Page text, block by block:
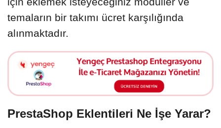
temaların bir takımı ücret karşılığında
alınmaktadır.
PrestaShop Eklentileri Ne İşe Yarar?